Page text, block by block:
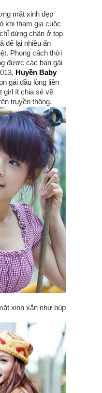
mặt xinh đẹp
khi tham gia cuộc
dừng chân ở top
để lại nhiều ấn
Phong cách thời
được các bạn gái
Huyền Baby
gái đầu lòng liền
girl ít chia sẻ về
truyền thông.
xinh xắn như búp